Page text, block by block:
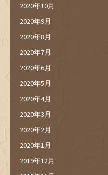
2020年10月
2020年9月
2020年8月
2020年7月
2020年6月
2020年5月
2020年4月
2020年3月
2020年2月
2020年1月
2019年12月